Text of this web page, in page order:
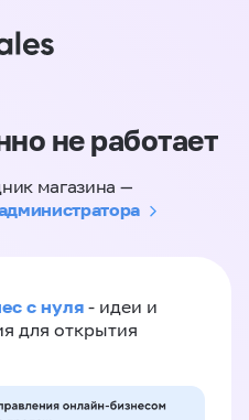
не работает
магазина —
с нуля - идеи и
для открытия